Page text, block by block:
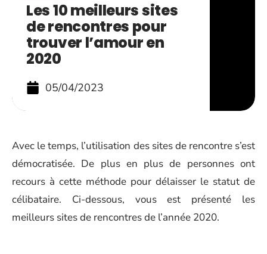
Les 10 meilleurs sites
de rencontres pour
trouver l’amour en
2020
05/04/2023
Avec le temps, l’utilisation des sites de rencontre s’est
démocratisée. De plus en plus de personnes ont
recours à cette méthode pour délaisser le statut de
célibataire. Ci-dessous, vous est présenté les
meilleurs sites de rencontres de l’année 2020.